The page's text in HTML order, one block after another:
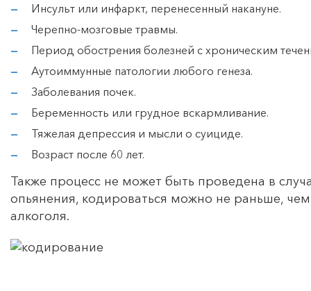
Инсульт или инфаркт, перенесенный накануне.
Черепно-мозговые травмы.
Период обострения болезней с хроническим
Аутоиммунные патологии любого генеза.
Заболевания почек.
Беременность или грудное вскармливание.
Тяжелая депрессия и мысли о суициде.
Возраст после 60 лет.
Также процесс не может быть проведена в
опьянения, кодироваться можно не раньше,
алкоголя.